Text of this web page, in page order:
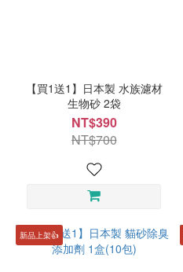
【買1送1】日本製 水族濾材
生物砂 2袋
NT$390
NT$700
新品上架👍